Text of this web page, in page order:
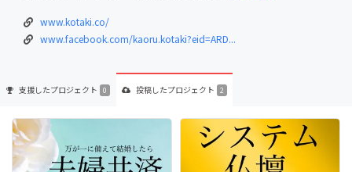
www.kotaki.co/
www.facebook.com/kaoru.kotaki?eid=ARD...
支援したプロジェクト 0 投稿したプロジェクト 2